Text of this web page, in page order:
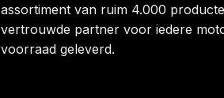
assortiment van ruim 4.000
vertrouwde partner voor iedere
voorraad geleverd.